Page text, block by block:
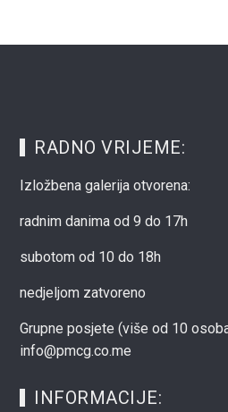
RADNO VRIJEME:
Izložbena galerija otvorena:
radnim danima od 9 do 17h
subotom od 10 do 18h
nedjeljom zatvoreno
Grupne posjete (više od 10
info@pmcg.co.me
INFORMACIJE: